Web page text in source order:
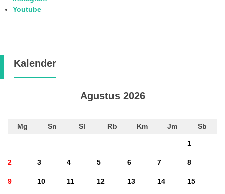
Youtube
Kalender
Agustus 2026
Mg Sn Sl Rb Km Jm Sb
1
2 3 4 5 6 7 8
9 10 11 12 13 14 15